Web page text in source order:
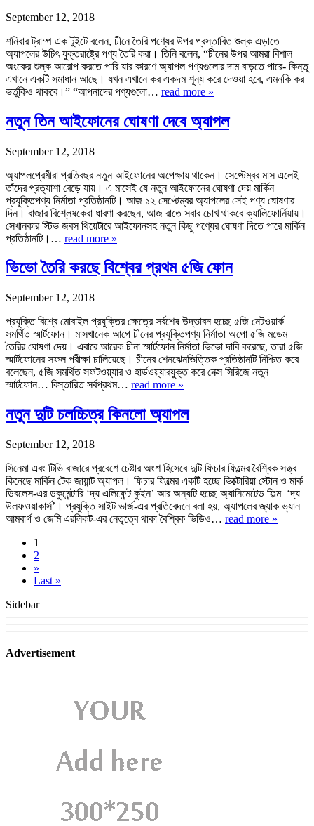
September 12, 2018
শনিবার ট্রাম্প এক টুইটে বলেন, চীনে তৈরি পণ্যের উপর প্রস্তাবিত শুল্ক এড়াতে
অ্যাপলের উচিৎ যুক্তরাষ্ট্রে পণ্য তৈরি করা। তিনি বলেন, “চীনের উপর আমরা বিশাল
অংকের শুল্ক আরোপ করতে পারি যার কারণে অ্যাপল পণ্যগুলোর দাম বাড়তে পারে- কিন্তু
এখানে একটি সমাধান আছে। যখন এখানে কর একদম শূন্য করে দেওয়া হবে, এমনকি কর
ভর্তুকিও থাকবে।” “আপনাদের পণ্যগুলো… read more »
নতুন তিন আইফোনের ঘোষণা দেবে অ্যাপল
September 12, 2018
অ্যাপলপ্রেমীরা প্রতিবছর নতুন আইফোনের অপেক্ষায় থাকেন। সেপ্টেম্বর মাস এলেই
তাঁদের প্রত্যাশা বেড়ে যায়। এ মাসেই যে নতুন আইফোনের ঘোষণা দেয় মার্কিন
প্রযুক্তিপণ্য নির্মাতা প্রতিষ্ঠানটি। আজ ১২ সেপ্টেম্বর অ্যাপলের সেই পণ্য ঘোষণার
দিন। বাজার বিশ্লেষকেরা ধারণা করছেন, আজ রাতে সবার চোখ থাকবে ক্যালিফোর্নিয়ায়।
সেখানকার স্টিভ জবস থিয়েটারে আইফোনসহ নতুন কিছু পণ্যের ঘোষণা দিতে পারে মার্কিন
প্রতিষ্ঠানটি।… read more »
ভিভো তৈরি করছে বিশ্বের প্রথম ৫জি ফোন
September 12, 2018
প্রযুক্তি বিশ্বে মোবাইল প্রযুক্তির ক্ষেত্রে সর্বশেষ উদ্ভাবন হচ্ছে ৫জি নেটওয়ার্ক
সমর্থিত স্মার্টফোন। মাসখানেক আগে চীনের প্রযুক্তিপণ্য নির্মাতা অপো ৫জি মডেম
তৈরির ঘোষণা দেয়। এবারে আরেক চীনা স্মার্টফোন নির্মাতা ভিভো দাবি করেছে, তারা ৫জি
স্মার্টফোনের সফল পরীক্ষা চালিয়েছে। চীনের শেনঝেনভিত্তিক প্রতিষ্ঠানটি নিশ্চিত করে
বলেছেন, ৫জি সমর্থিত সফটওয়্যার ও হার্ডওয়্যারযুক্ত করে নেক্স সিরিজে নতুন
স্মার্টফোন… বিস্তারিত সর্বপ্রথম… read more »
নতুন দুটি চলচ্চিত্র কিনলো অ্যাপল
September 12, 2018
সিনেমা এবং টিভি বাজারে প্রবেশে চেষ্টার অংশ হিসেবে দুটি ফিচার ফিল্মের বৈশ্বিক সত্ত্ব
কিনেছে মার্কিন টেক জায়ান্ট অ্যাপল। ফিচার ফিল্মের একটি হচ্ছে ভিক্টোরিয়া স্টোন ও মার্ক
ডিবলেস-এর ডকুমেন্টারি ‘দ্য এলিফেন্ট কুইন’ আর অন্যটি হচ্ছে অ্যানিমেটেড ফিল্ম ‘দ্য
উলফওয়াকার্স’। প্রযুক্তি সাইট ভার্জ-এর প্রতিবেদনে বলা হয়, অ্যাপলের জ্যাক ভ্যান
আমবার্গ ও জেমি এরলিকট-এর নেতৃত্বে থাকা বৈশ্বিক ভিডিও… read more »
1
2
»
Last »
Sidebar
Advertisement